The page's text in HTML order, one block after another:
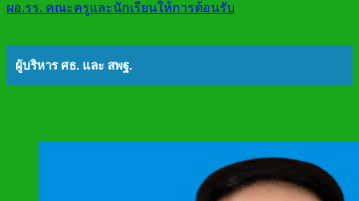
ผอ.รร. คณะครูและนักเรียนให้การต้อนรับ
ผู้บริหาร ศธ. และ สพฐ.